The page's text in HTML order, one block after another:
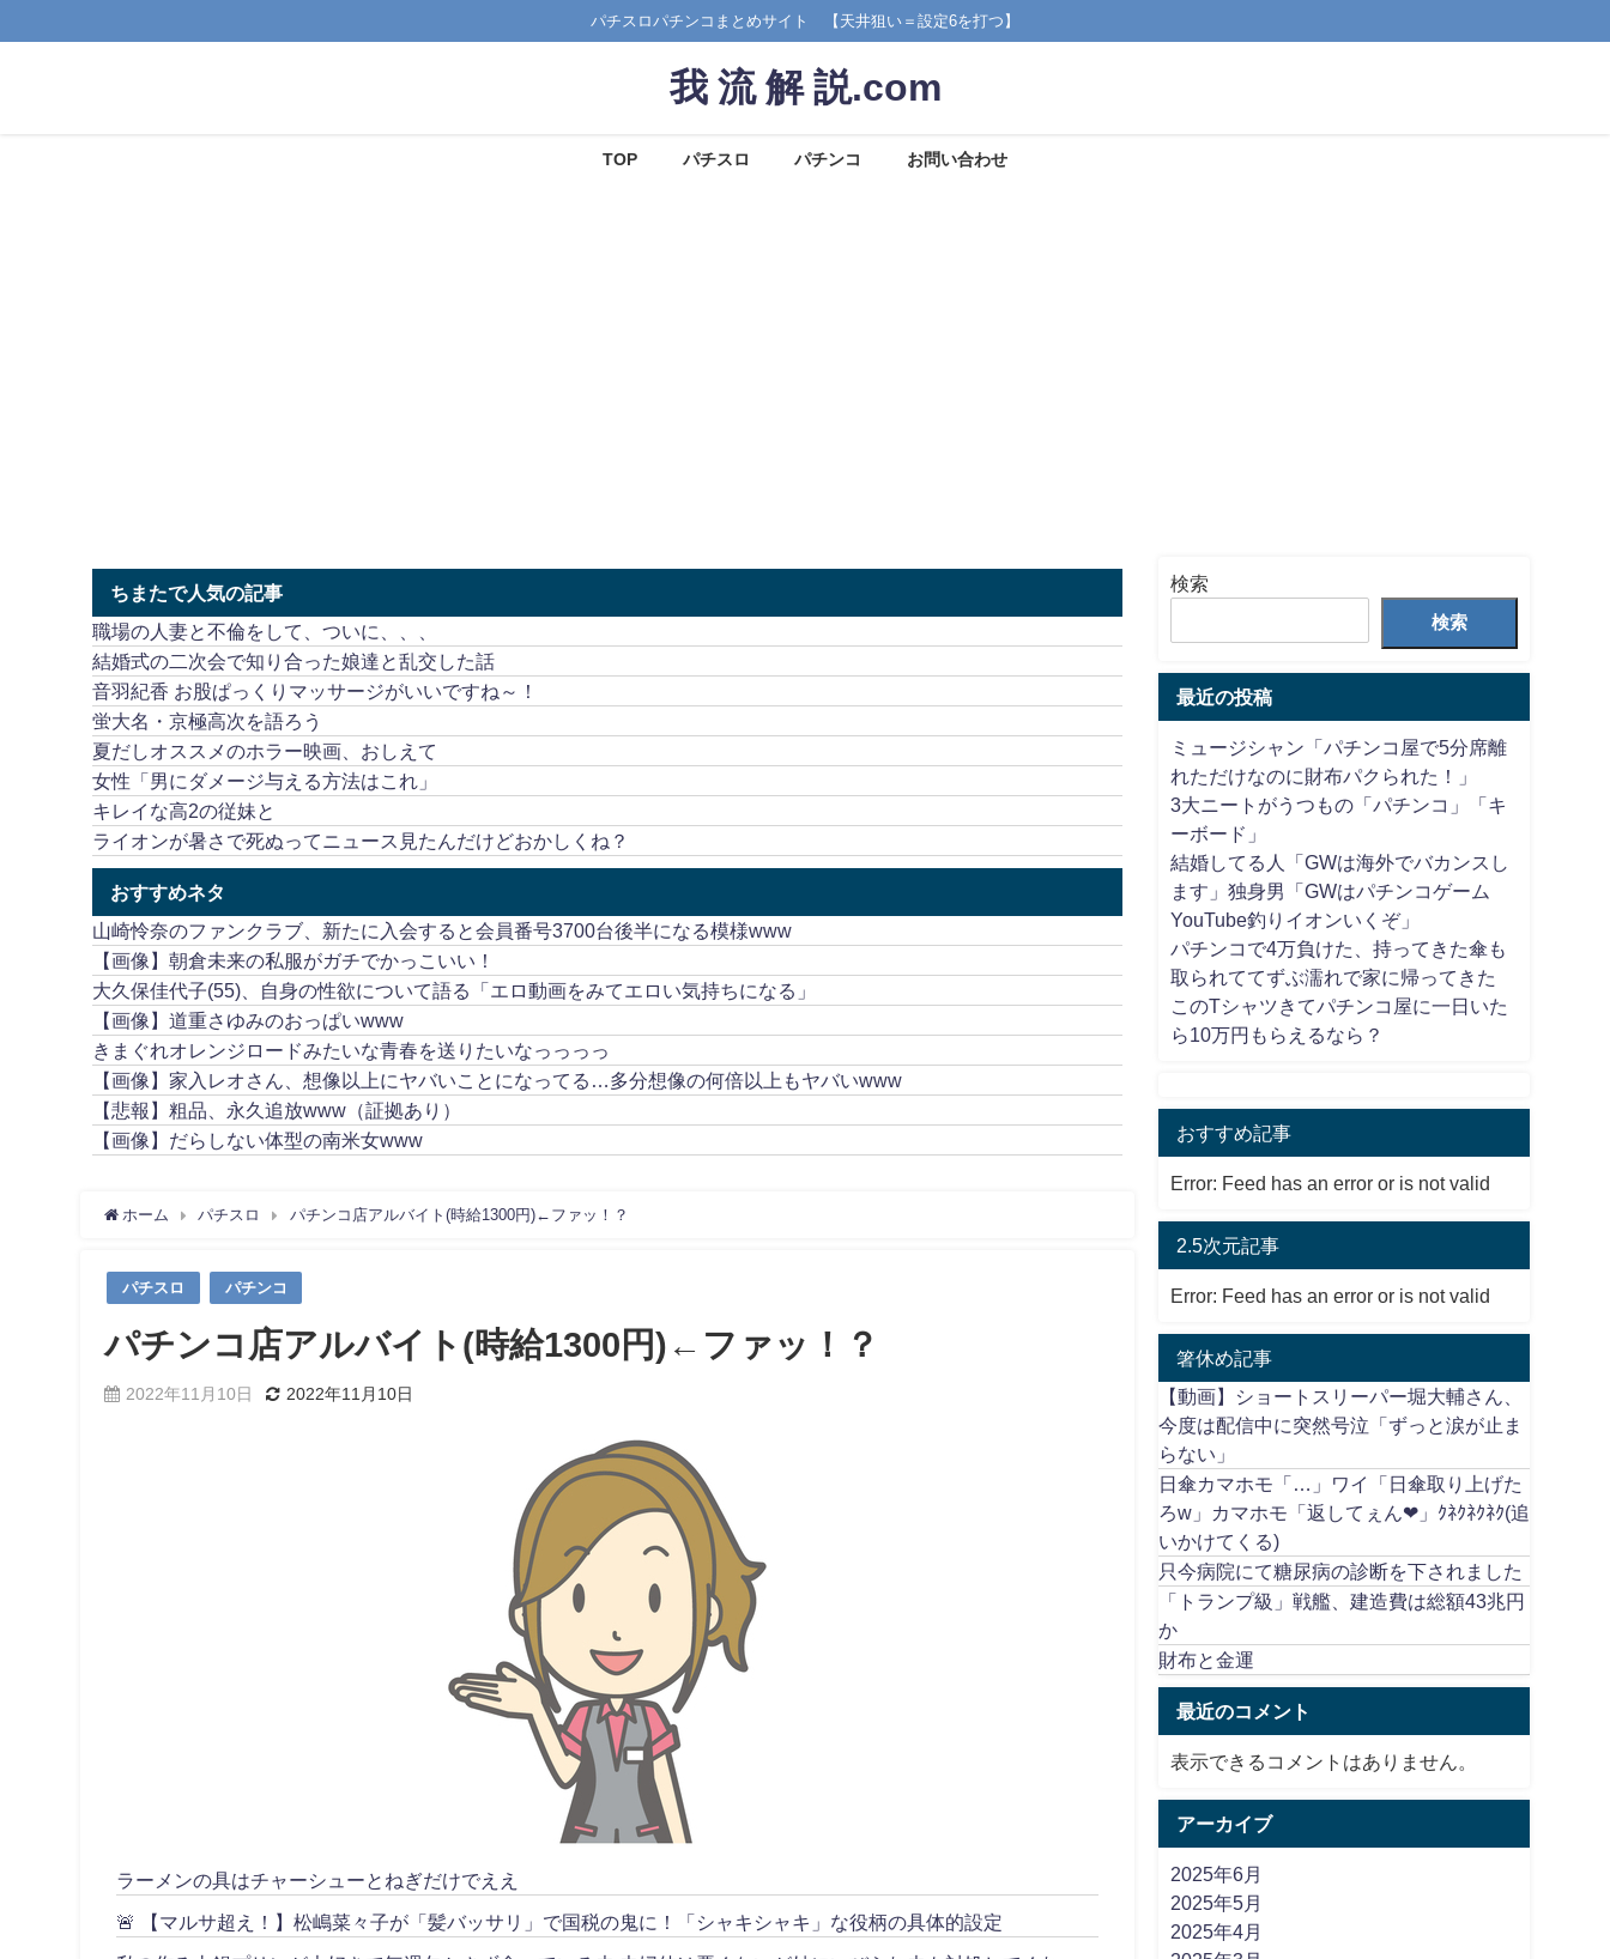
パチスロパチンコまとめサイト 【天井狙い＝設定6を打つ】
我 流 解 説.com
TOP パチスロ パチンコ お問い合わせ
ちまたで人気の記事
職場の人妻と不倫をして、ついに、、、
結婚式の二次会で知り合った娘達と乱交した話
音羽紀香 お股ぱっくりマッサージがいいですね～！
蛍大名・京極高次を語ろう
夏だしオススメのホラー映画、おしえて
女性「男にダメージ与える方法はこれ」
キレイな高2の従妹と
ライオンが暑さで死ぬってニュース見たんだけどおかしくね？
おすすめネタ
山崎怜奈のファンクラブ、新たに入会すると会員番号3700台後半になる模様www
【画像】朝倉未来の私服がガチでかっこいい！
大久保佳代子(55)、自身の性欲について語る「エロ動画をみてエロい気持ちになる」
【画像】道重さゆみのおっぱいwww
きまぐれオレンジロードみたいな青春を送りたいなっっっっ
【画像】家入レオさん、想像以上にヤバいことになってる…多分想像の何倍以上もヤバいwww
【悲報】粗品、永久追放www（証拠あり）
【画像】だらしない体型の南米女www
ホーム パチスロ パチンコ店アルバイト(時給1300円)←ファッ！？
パチスロ パチンコ
パチンコ店アルバイト(時給1300円)←ファッ！？
2022年11月10日 2022年11月10日
ラーメンの具はチャーシューとねぎだけでええ
🚨 【マルサ超え！】松嶋菜々子が「髪バッサリ」で国税の鬼に！「シャキシャキ」な役柄の具体的設定
検索
検索
最近の投稿
ミュージシャン「パチンコ屋で5分席離
れただけなのに財布パクられた！」
3大ニートがうつもの「パチンコ」「キ
ーボード」
結婚してる人「GWは海外でバカンスし
ます」独身男「GWはパチンコゲーム
YouTube釣りイオンいくぞ」
パチンコで4万負けた、持ってきた傘も
取られててずぶ濡れで家に帰ってきた
このTシャツきてパチンコ屋に一日いた
ら10万円もらえるなら？
おすすめ記事
Error: Feed has an error or is not valid
2.5次元記事
Error: Feed has an error or is not valid
箸休め記事
【動画】ショートスリーパー堀大輔さん、
今度は配信中に突然号泣「ずっと涙が止ま
らない」
日傘カマホモ「…」ワイ「日傘取り上げた
ろw」カマホモ「返してぇん❤」ｸﾈｸﾈｸﾈｸ(追
いかけてくる)
只今病院にて糖尿病の診断を下されました
「トランプ級」戦艦、建造費は総額43兆円
か
財布と金運
最近のコメント
表示できるコメントはありません。
アーカイブ
2025年6月
2025年5月
2025年4月